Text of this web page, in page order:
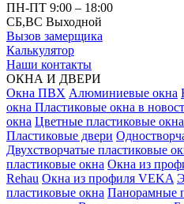
ПН-ПТ 9:00 – 18:00
СБ,ВС Выходной
Вызов замерщика
Калькулятор
Наши контакты
ОКНА И ДВЕРИ
Окна ПВХ Алюминиевые окна
окна Пластиковые окна в
окна Цветные пластиковые окна
Пластиковые двери
Двухстворчатые пластиковые
пластиковые окна Окна из
Rehau Окна из профиля VEKA
пластиковые окна Панорамные